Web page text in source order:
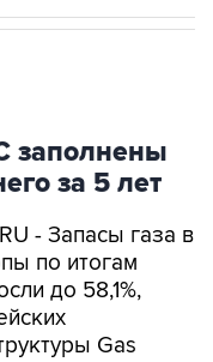
заполнены
за 5 лет
- Запасы газа в
по итогам
до 58,1%,
Gas